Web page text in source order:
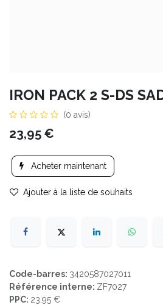
IRON PACK 2 S-DS
(0 avis)
23,95 €
Acheter maintenant
Ajouter à la liste de souhaits
Code-barres: 3420587027011
Référence interne: ZF7027
PPC: 23.95 €